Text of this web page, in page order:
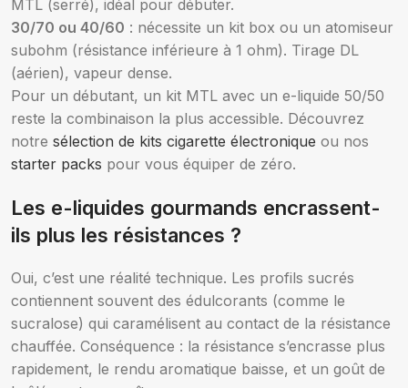
MTL (serré), idéal pour débuter.
30/70 ou 40/60 : nécessite un kit box ou un atomiseur
subohm (résistance inférieure à 1 ohm). Tirage DL
(aérien), vapeur dense.
Pour un débutant, un kit MTL avec un e-liquide 50/50
reste la combinaison la plus accessible. Découvrez
notre sélection de kits cigarette électronique ou nos
starter packs pour vous équiper de zéro.
Les e-liquides gourmands encrassent-
ils plus les résistances ?
Oui, c’est une réalité technique. Les profils sucrés
contiennent souvent des édulcorants (comme le
sucralose) qui caramélisent au contact de la résistance
chauffée. Conséquence : la résistance s’encrasse plus
rapidement, le rendu aromatique baisse, et un goût de